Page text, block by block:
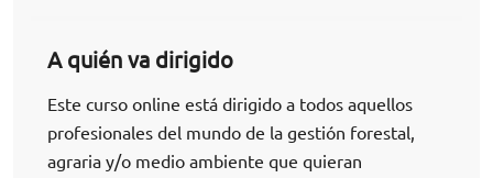
A quién va dirigido
Este curso online está dirigido a todos aquellos
profesionales del mundo de la gestión forestal,
agraria y/o medio ambiente que quieran